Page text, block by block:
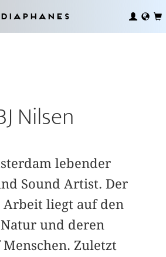
Diaphanes
Nilsen
lebender
Sound Artist. Der
Arbeit liegt auf den
und deren
Zuletzt